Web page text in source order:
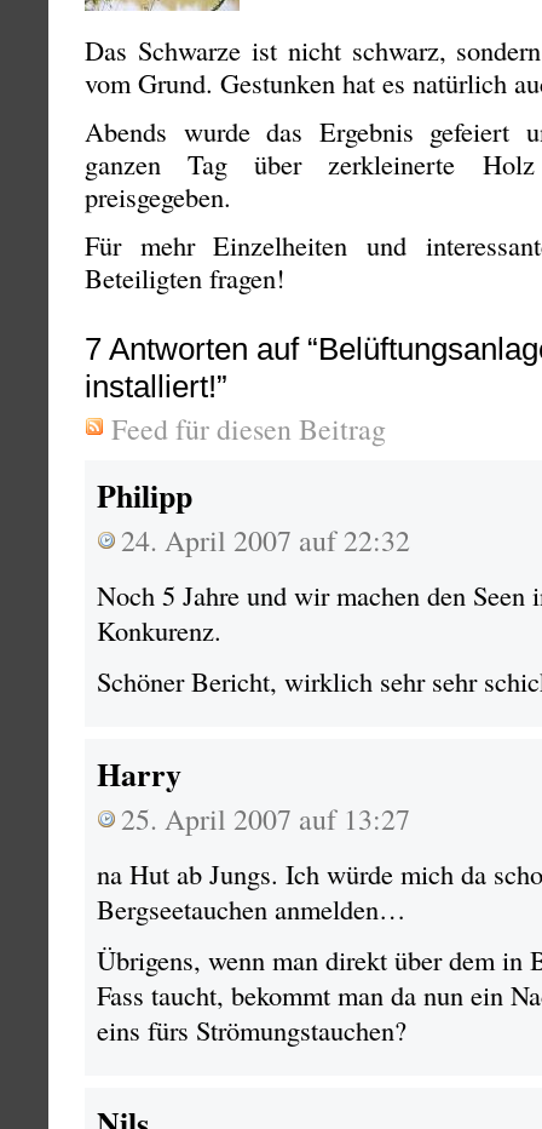
Das Schwarze ist nicht schwarz,
vom Grund. Gestunken hat es natürlich
Abends wurde das Ergebnis gefeiert
ganzen Tag über zerkleinerte
preisgegeben.
Für mehr Einzelheiten und
Beteiligten fragen!
7 Antworten auf
installiert!”
Feed für diesen Beitrag
Philipp
24. April 2007 auf 22:32
Noch 5 Jahre und wir machen den Seen
Konkurenz.
Schöner Bericht, wirklich sehr sehr
Harry
25. April 2007 auf 13:27
na Hut ab Jungs. Ich würde mich da
Bergseetauchen anmelden…
Übrigens, wenn man direkt über dem in
Fass taucht, bekommt man da nun ein
eins fürs Strömungstauchen?